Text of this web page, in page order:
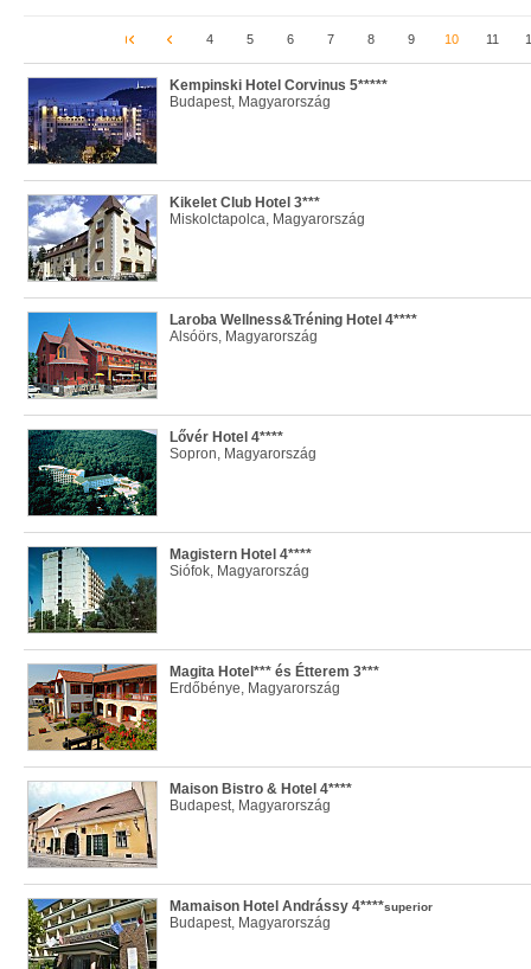
4 5 6 7 8 9 10 11
Kempinski Hotel Corvinus 5*****
Budapest, Magyarország
Kikelet Club Hotel 3***
Miskolctapolca, Magyarország
Laroba Wellness&Tréning Hotel 4****
Alsóörs, Magyarország
Lővér Hotel 4****
Sopron, Magyarország
Magistern Hotel 4****
Siófok, Magyarország
Magita Hotel*** és Étterem 3***
Erdőbénye, Magyarország
Maison Bistro & Hotel 4****
Budapest, Magyarország
Mamaison Hotel Andrássy 4****superior
Budapest, Magyarország